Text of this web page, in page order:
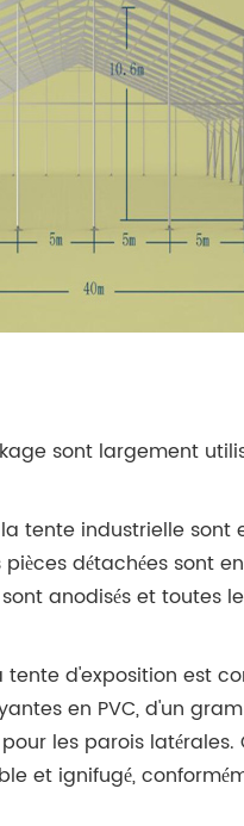
sont largement
tente industrielle sont
détachées sont
anodisés et toutes
d'exposition est
en PVC, d'un
les parois latérales.
et ignifugé,